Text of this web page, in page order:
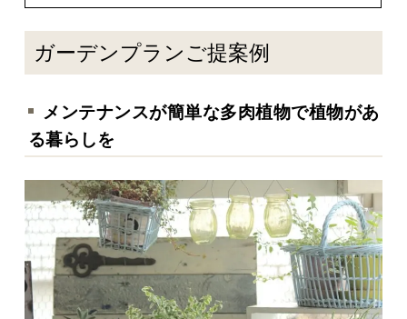
ガーデンプランご提案例
メンテナンスが簡単な多肉植物で植物があ
る暮らしを